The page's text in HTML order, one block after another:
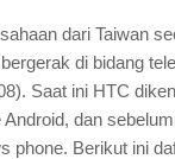
dari Taiwan
di bidang
Saat ini HTC
dan
phone. Berikut ini